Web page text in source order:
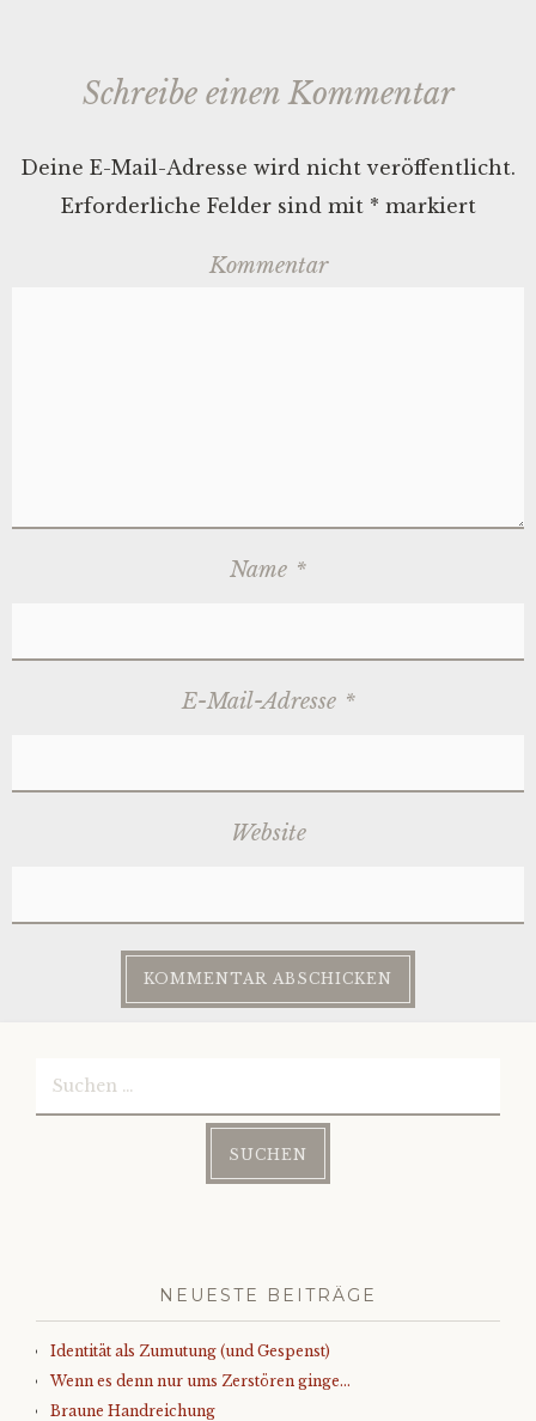
Schreibe einen Kommentar
Deine E-Mail-Adresse wird nicht veröffentlicht.
Erforderliche Felder sind mit * markiert
Kommentar
Name *
E-Mail-Adresse *
Website
NEUESTE BEITRÄGE
Identität als Zumutung (und Gespenst)
Wenn es denn nur ums Zerstören ginge…
Braune Handreichung